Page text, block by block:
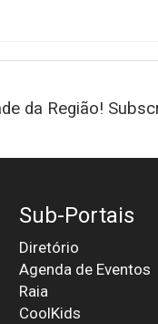
da Região!
Sub-Portais
Diretório
Agenda de Eventos
Raia
CoolKids